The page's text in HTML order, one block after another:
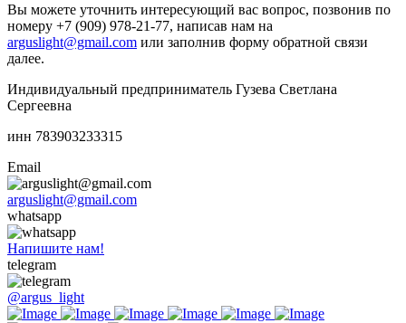
Вы можете уточнить интересующий вас вопрос, позвонив по
номеру +7 (909) 978-21-77, написав нам на
arguslight@gmail.com или заполнив форму обратной связи
далее.
Индивидуальный предприниматель Гузева Светлана
Сергеевна
инн 783903233315
Email
arguslight@gmail.com
whatsapp
Напишите нам!
telegram
@argus_light